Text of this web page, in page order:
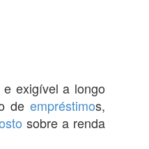
e exigível a longo
de empréstimos,
sobre a renda